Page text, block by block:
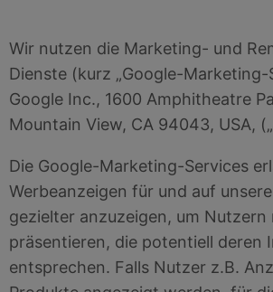
Wir nutzen die Marketing- und
Dienste (kurz „Google-Marketing-
Google Inc., 1600 Amphitheatre
Mountain View, CA 94043, USA,
Die Google-Marketing-Services
Werbeanzeigen für und auf
gezielter anzuzeigen, um Nutzern
präsentieren, die potentiell deren
entsprechen. Falls Nutzer z.B.